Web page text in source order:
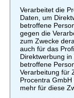
Verarbeitet die
Daten, um
betroffene
gegen die
zum Zwecke
auch für das
Direktwerbung
betroffene
Verarbeitung für
Procentra
mehr für diese